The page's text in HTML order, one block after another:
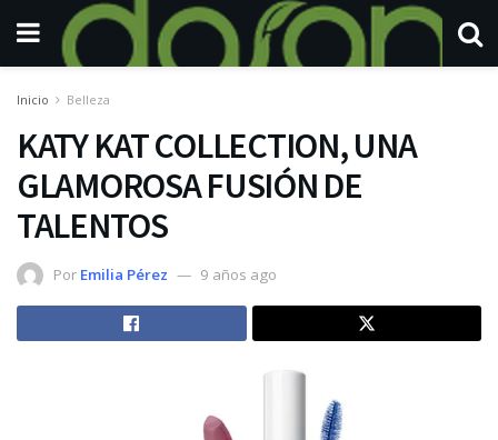
Inicio Belleza
KATY KAT COLLECTION, UNA
GLAMOROSA FUSIÓN DE
TALENTOS
Por Emilia Pérez 9 años ago